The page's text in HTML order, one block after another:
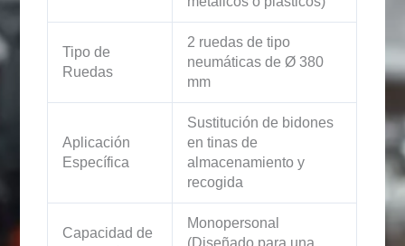
Tipo de
Ruedas
2 ruedas de tipo
neumáticas de Ø 380
mm
Aplicación
Específica
Sustitución de bidones
en tinas de
almacenamiento y
recogida
Capacidad de
Monopersonal